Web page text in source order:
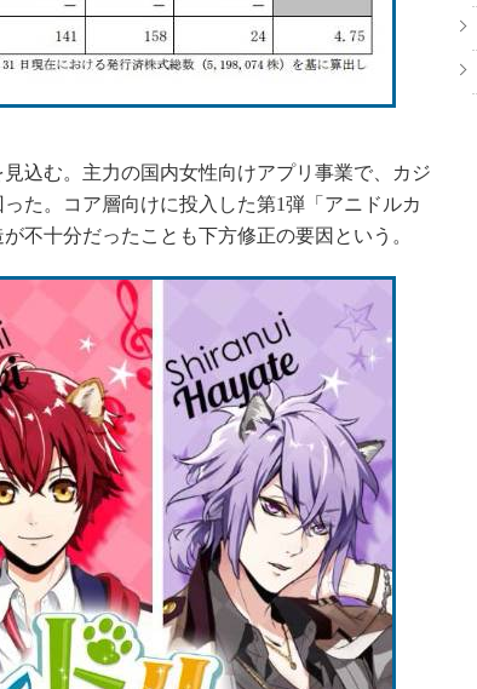
込む。主力の国内女性向けアプリ事業で、カジ
た。コア層向けに投入した第1弾「アニドルカ
不十分だったことも下方修正の要因という。